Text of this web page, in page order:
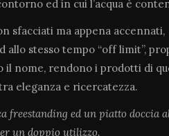
ed in cui l’acqua è
sfacciati ma appena accennati,
stesso tempo “off limit”,
il nome, rendono i prodotti di
eleganza e ricercatezza.
freestanding ed un piatto doccia
un doppio utilizzo.